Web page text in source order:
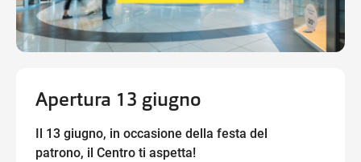
Apertura 13 giugno
Il 13 giugno, in occasione della festa del
patrono, il Centro ti aspetta!